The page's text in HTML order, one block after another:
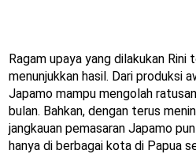
Ragam upaya yang dilakukan Rini
menunjukkan hasil. Dari produksi
Japamo mampu mengolah
bulan. Bahkan, dengan terus
jangkauan pemasaran Japamo
hanya di berbagai kota di Papua